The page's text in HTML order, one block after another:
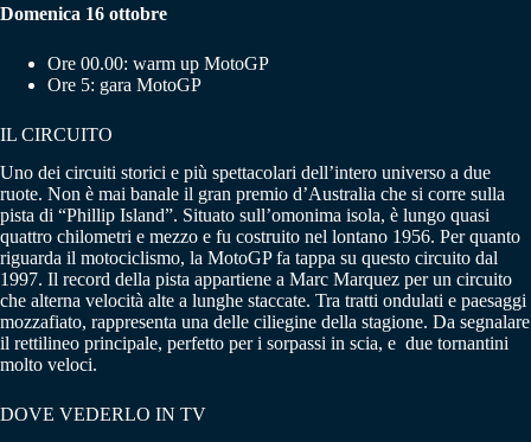
Domenica 16 ottobre
Ore 00.00: warm up MotoGP
Ore 5: gara MotoGP
IL CIRCUITO
Uno dei circuiti storici e più spettacolari dell’intero universo a due
ruote. Non è mai banale il gran premio d’Australia che si corre sulla
pista di “Phillip Island”. Situato sull’omonima isola, è lungo quasi
quattro chilometri e mezzo e fu costruito nel lontano 1956. Per quanto
riguarda il motociclismo, la MotoGP fa tappa su questo circuito dal
1997. Il record della pista appartiene a Marc Marquez per un circuito
che alterna velocità alte a lunghe staccate. Tra tratti ondulati e paesaggi
mozzafiato, rappresenta una delle ciliegine della stagione. Da segnalare
il rettilineo principale, perfetto per i sorpassi in scia, e due tornantini
molto veloci.
DOVE VEDERLO IN TV